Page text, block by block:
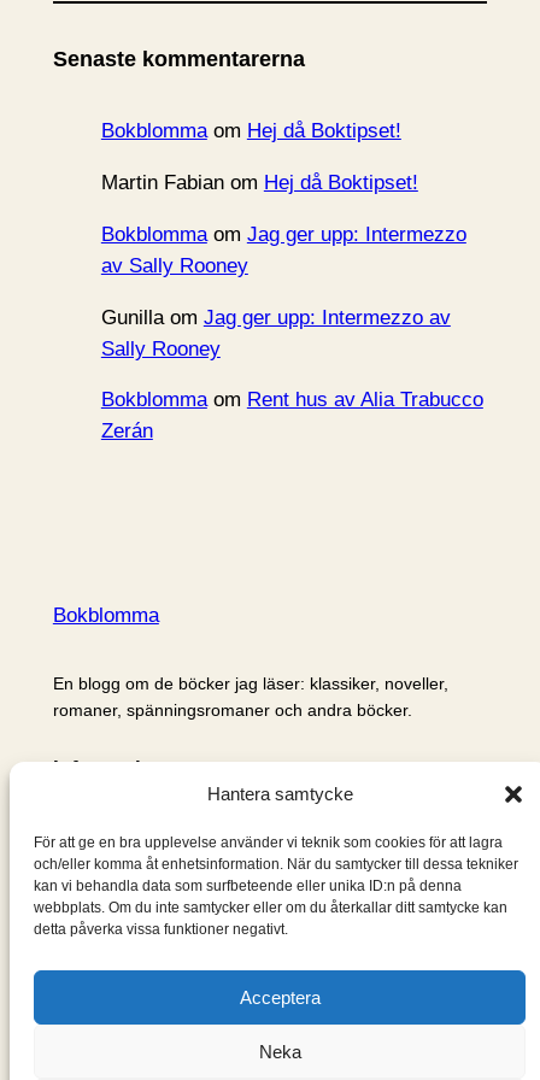
Hantera samtycke
För att ge en bra upplevelse använder vi teknik som cookies för att lagra
och/eller komma åt enhetsinformation. När du samtycker till dessa tekniker
kan vi behandla data som surfbeteende eller unika ID:n på denna
webbplats. Om du inte samtycker eller om du återkallar ditt samtycke kan
detta påverka vissa funktioner negativt.
Acceptera
Neka
v
Senaste kommentarerna
Bokblommaom Hej då Boktipset!
Martin Fabianom Hej då Boktipset!
Bokblommaom Jag ger upp: Intermezzo
av Sally Rooney
Gunillaom Jag ger upp: Intermezzo av
Sally Rooney
Bokblommaom Rent hus av Alia Trabucco
Zerán
Bokblomma
En blogg om de böcker jag läser: klassiker, noveller,
romaner, spänningsromaner och andra böcker.
Information
Om mig & om bloggen
S
ö
k